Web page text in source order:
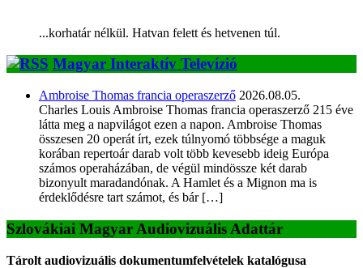
...korhatár nélkül. Hatvan felett és hetvenen túl.
Magyar Interaktív Televízió
Ambroise Thomas francia operaszerző 2026.08.05.
Charles Louis Ambroise Thomas francia operaszerző 215 éve
látta meg a napvilágot ezen a napon. Ambroise Thomas
összesen 20 operát írt, ezek túlnyomó többsége a maguk
korában repertoár darab volt több kevesebb ideig Európa
számos operaházában, de végül mindössze két darab
bizonyult maradandónak. A Hamlet és a Mignon ma is
érdeklődésre tart számot, és bár […]
Szlovákiai Magyar Audiovizuális Adattár
Tárolt audiovizuális dokumentumfelvételek katalógusa